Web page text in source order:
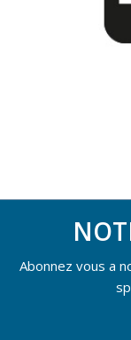
Abonnez vous a